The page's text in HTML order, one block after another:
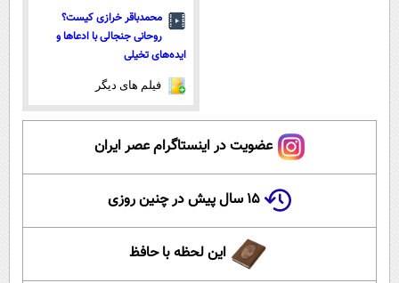
محمدباقر خرازی کیست؟
روحانی جنجالی با ادعاها و
ایده‌های تخیلی
فیلم های دیگر
عضویت در اینستاگرام عصر ایران
۱۵ سال پیش در چنین روزی
این لحظه با حافظ